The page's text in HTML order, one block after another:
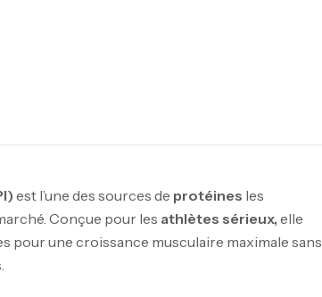
est l’une des sources de protéines les
Conçue pour les athlètes sérieux, elle
pour une croissance musculaire maximale sans